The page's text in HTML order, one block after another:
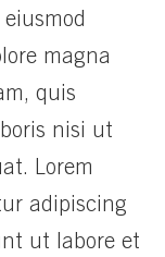
magna
quis
nisi ut
Lorem
adipiscing
ut labore et